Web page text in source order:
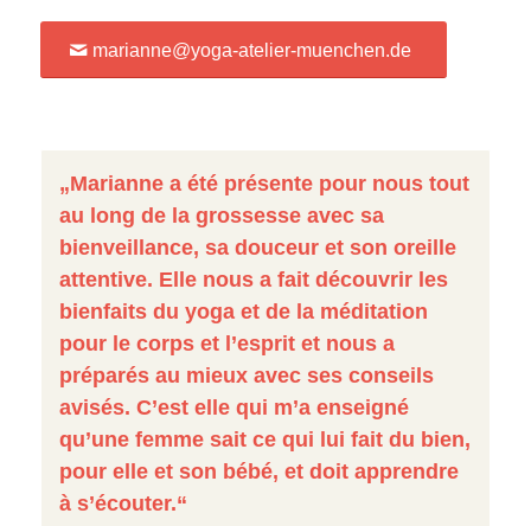
marianne@yoga-atelier-muenchen.de
„Marianne a été présente pour nous tout
au long de la grossesse avec sa
bienveillance, sa douceur et son oreille
attentive. Elle nous a fait découvrir les
bienfaits du yoga et de la méditation
pour le corps et l’esprit et nous a
préparés au mieux avec ses conseils
avisés. C’est elle qui m’a enseigné
qu’une femme sait ce qui lui fait du bien,
pour elle et son bébé, et doit apprendre
à s’écouter.“